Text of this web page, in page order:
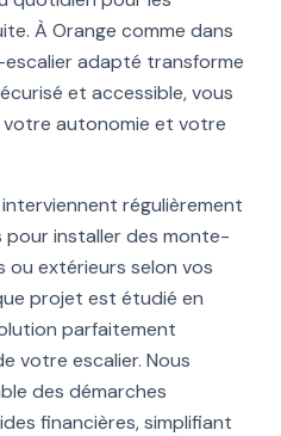
À Orange comme dans
adapté transforme
et accessible, vous
autonomie et votre
régulièrement
pour installer des monte-
extérieurs selon vos
projet est étudié en
parfaitement
votre escalier. Nous
des démarches
financières, simplifiant